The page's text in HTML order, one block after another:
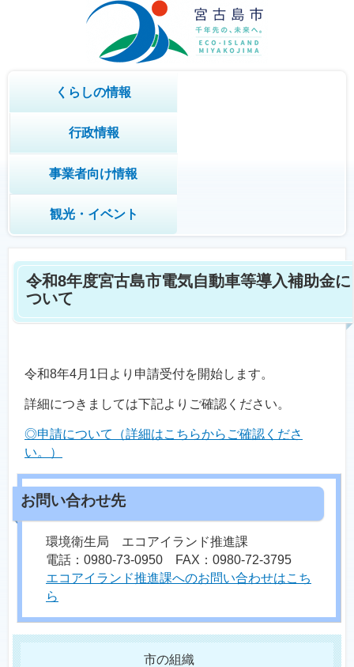
くらしの情報
行政情報
事業者向け情報
観光・イベント
令和8年度宮古島市電気自動車等導入補助金に
ついて
令和8年4月1日より申請受付を開始します。
詳細につきましては下記よりご確認ください。
◎申請について（詳細はこちらからご確認くださ
い。）
環境衛生局 エコアイランド推進課
電話：0980-73-0950 FAX：0980-72-3795
エコアイランド推進課へのお問い合わせはこち
ら
市の組織